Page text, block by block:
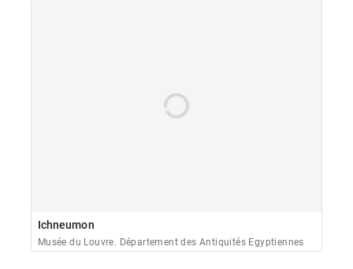
Ichneumon
Musée du Louvre. Département des Antiquités Egyptiennes